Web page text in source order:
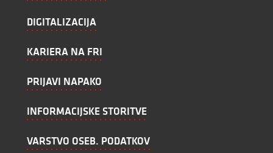
DIGITALIZACIJA
KARIERA NA FRI
PRIJAVI NAPAKO
INFORMACIJSKE STORITVE
VARSTVO OSEB. PODATKOV